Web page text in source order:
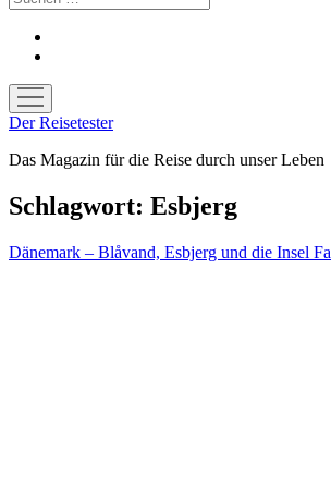
Menü
öffnen
Der Reisetester
Das Magazin für die Reise durch unser Leben
Schlagwort: Esbjerg
Dänemark – Blåvand, Esbjerg und die Insel